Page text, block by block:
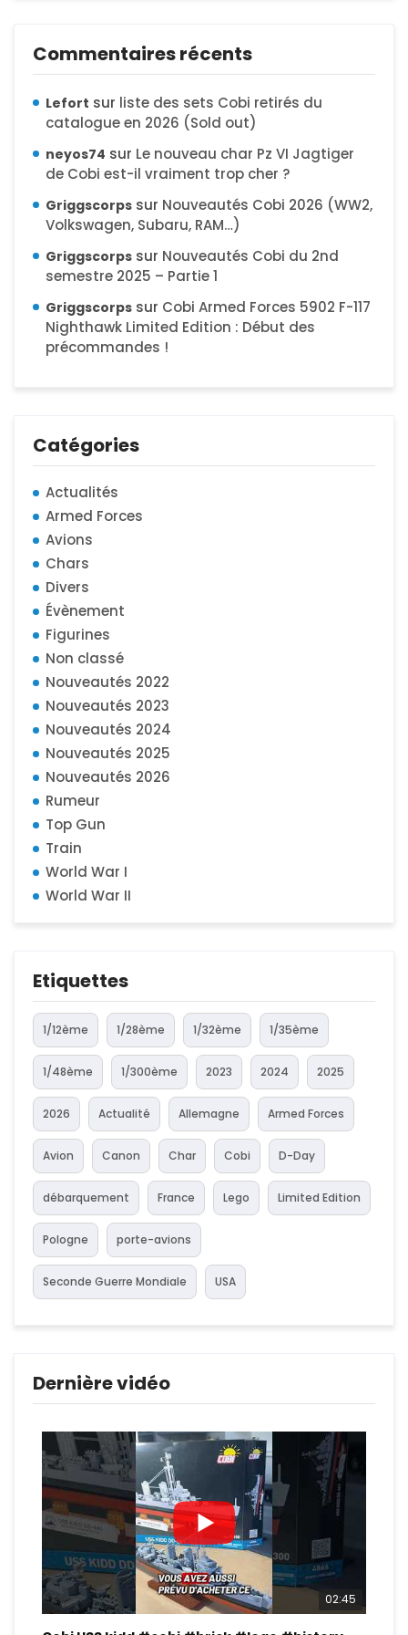
Commentaires récents
Lefort sur liste des sets Cobi retirés du
catalogue en 2026 (Sold out)
neyos74 sur Le nouveau char Pz VI Jagtiger
de Cobi est-il vraiment trop cher ?
Griggscorps sur Nouveautés Cobi 2026 (WW2,
Volkswagen, Subaru, RAM…)
Griggscorps sur Nouveautés Cobi du 2nd
semestre 2025 – Partie 1
Griggscorps sur Cobi Armed Forces 5902 F-117
Nighthawk Limited Edition : Début des
précommandes !
Catégories
Actualités
Armed Forces
Avions
Chars
Divers
Évènement
Figurines
Non classé
Nouveautés 2022
Nouveautés 2023
Nouveautés 2024
Nouveautés 2025
Nouveautés 2026
Rumeur
Top Gun
Train
World War I
World War II
Etiquettes
1/12ème 1/28ème 1/32ème 1/35ème
1/48ème 1/300ème 2023 2024 2025
2026 Actualité Allemagne Armed Forces
Avion Canon Char Cobi D-Day
débarquement France Lego Limited Edition
Pologne porte-avions
Seconde Guerre Mondiale USA
Dernière vidéo
02:45